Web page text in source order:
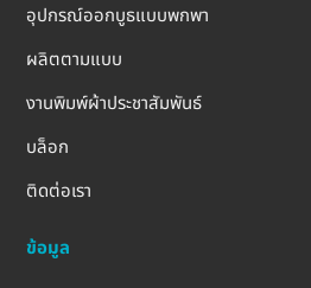
อุปกรณ์ออกบูธแบบพกพา
ผลิตตามแบบ
งานพิมพ์ผ้าประชาสัมพันธ์
บล็อก
ติดต่อเรา
ข้อมูล